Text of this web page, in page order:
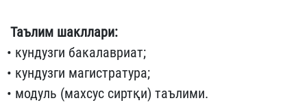
Таълим шакллари:
• кундузги бакалавриат;
• кундузги магистратура;
• модуль (махсус сиртқи) таълими.